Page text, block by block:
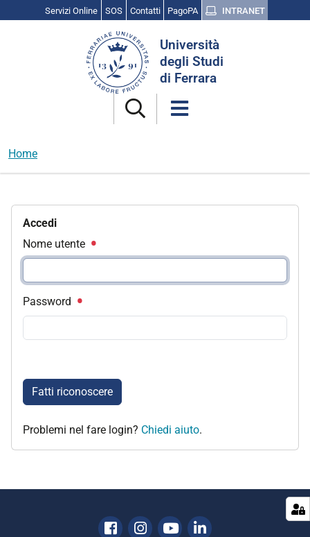
Servizi Online SOS Contatti PagoPA INTRANET
Università
degli Studi
di Ferrara
Home
Accedi
Nome utente
Password
Fatti riconoscere
Problemi nel fare login? Chiedi aiuto.
Facebook
Instagram
YoutubeLinkedin